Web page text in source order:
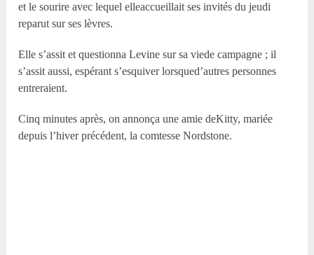
et le sourire avec lequel elleaccueillait ses invités du jeudi
reparut sur ses lèvres.
Elle s’assit et questionna Levine sur sa viede campagne ; il
s’assit aussi, espérant s’esquiver lorsqued’autres personnes
entreraient.
Cinq minutes après, on annonça une amie deKitty, mariée
depuis l’hiver précédent, la comtesse Nordstone.